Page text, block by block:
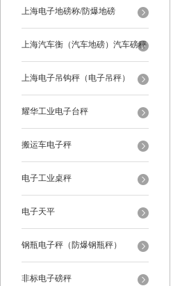
上海电子地磅称/防爆地磅
上海汽车衡（汽车地磅）汽车磅秤
上海电子吊钩秤（电子吊秤）
耀华工业电子台秤
搬运车电子秤
电子工业桌秤
电子天平
钢瓶电子秤（防爆钢瓶秤）
非标电子磅秤